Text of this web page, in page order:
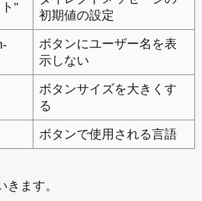
"
初期値の設定
ボタンにユーザー名を表
示しない
ボタンサイズを大きくす
る
ボタンで使用される言語
ます。